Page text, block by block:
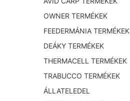
OWNER TERMÉKEK
FEEDERMÁNIA TERMÉKEK
DEÁKY TERMÉKEK
THERMACELL TERMÉKEK
TRABUCCO TERMÉKEK
ÁLLATELEDEL